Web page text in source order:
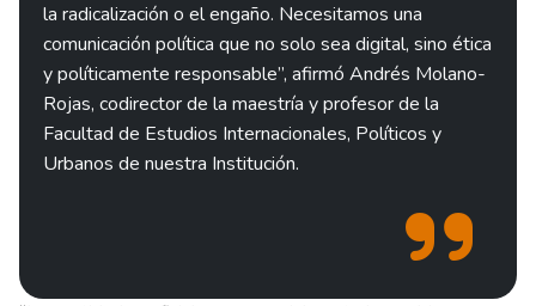
la radicalización o el engaño. Necesitamos una
comunicación política que no solo sea digital, sino ética
y políticamente responsable”, afirmó Andrés Molano-
Rojas, codirector de la maestría y profesor de la
Facultad de Estudios Internacionales, Políticos y
Urbanos de nuestra Institución.